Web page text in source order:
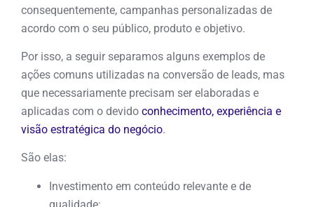
consequentemente, campanhas personalizadas de
acordo com o seu público, produto e objetivo.
Por isso, a seguir separamos alguns exemplos de
ações comuns utilizadas na conversão de leads, mas
que necessariamente precisam ser elaboradas e
aplicadas com o devido conhecimento, experiência e
visão estratégica do negócio.
São elas:
Investimento em conteúdo relevante e de
qualidade;